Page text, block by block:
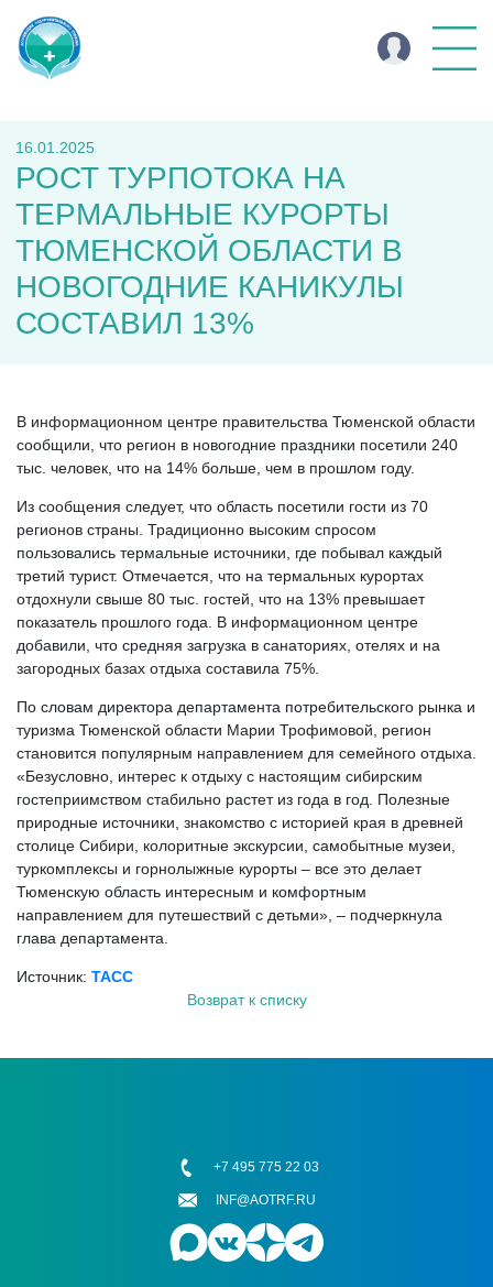
16.01.2025
РОСТ ТУРПОТОКА НА
ТЕРМАЛЬНЫЕ КУРОРТЫ
ТЮМЕНСКОЙ ОБЛАСТИ В
НОВОГОДНИЕ КАНИКУЛЫ
СОСТАВИЛ 13%
В информационном центре правительства Тюменской области
сообщили, что регион в новогодние праздники посетили 240
тыс. человек, что на 14% больше, чем в прошлом году.
Из сообщения следует, что область посетили гости из 70
регионов страны. Традиционно высоким спросом
пользовались термальные источники, где побывал каждый
третий турист. Отмечается, что на термальных курортах
отдохнули свыше 80 тыс. гостей, что на 13% превышает
показатель прошлого года. В информационном центре
добавили, что средняя загрузка в санаториях, отелях и на
загородных базах отдыха составила 75%.
По словам директора департамента потребительского рынка и
туризма Тюменской области Марии Трофимовой, регион
становится популярным направлением для семейного отдыха.
«Безусловно, интерес к отдыху с настоящим сибирским
гостеприимством стабильно растет из года в год. Полезные
природные источники, знакомство с историей края в древней
столице Сибири, колоритные экскурсии, самобытные музеи,
туркомплексы и горнолыжные курорты – все это делает
Тюменскую область интересным и комфортным
направлением для путешествий с детьми», – подчеркнула
глава департамента.
Источник: ТАСС
Возврат к списку
+7 495 775 22 03
INF@AOTRF.RU